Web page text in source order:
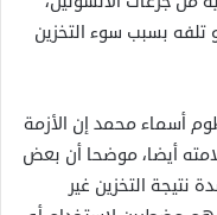
تلفه بسبب سوء التخزين
أسماء محمد إن الأزمة
أيضا، موضحا أن بعض
نتيجة التخزين غير